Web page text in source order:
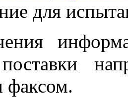
для
факсом.